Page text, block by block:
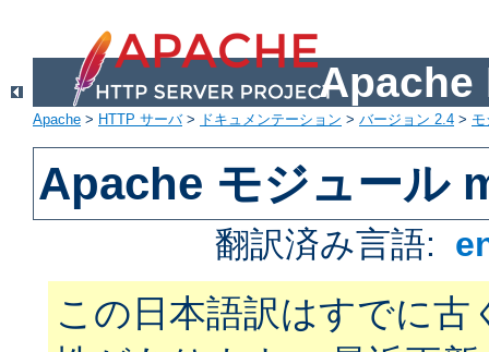
Apache
Apache > HTTP サーバ> ドキュメンテーション > バージョン 2.4 >
Apache モジュール
翻訳済み言語:
この日本語訳はすでに古